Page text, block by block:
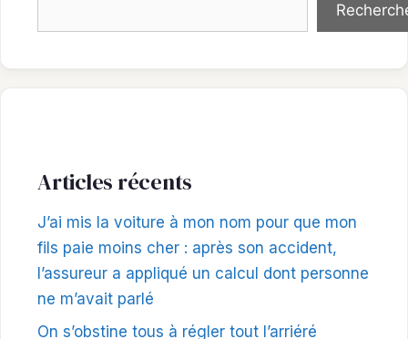
Articles récents
J’ai mis la voiture à mon nom pour que mon
fils paie moins cher : après son accident,
l’assureur a appliqué un calcul dont personne
ne m’avait parlé
On s’obstine tous à régler tout l’arriéré